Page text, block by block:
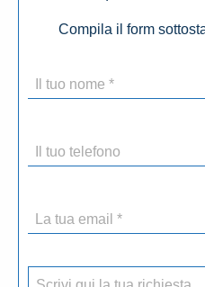
Compila il form